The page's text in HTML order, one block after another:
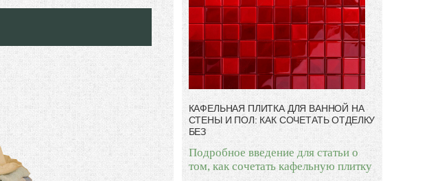
КАФЕЛЬНАЯ ПЛИТКА ДЛЯ ВАННОЙ НА
СТЕНЫ И ПОЛ: КАК СОЧЕТАТЬ ОТДЕЛКУ
БЕЗ
Подробное введение для статьи о
том, как сочетать кафельную плитку